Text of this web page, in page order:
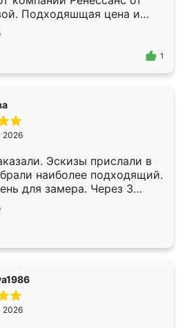
Подходяшщая цена и
изготовления. Приехавший
Владислав
эскизу самый
1
2026
Эскизы прислали в
наиболее подходящий.
для замера. Через 3
уже готова. Остались
Спасибо Ренессанс
работу!
2026